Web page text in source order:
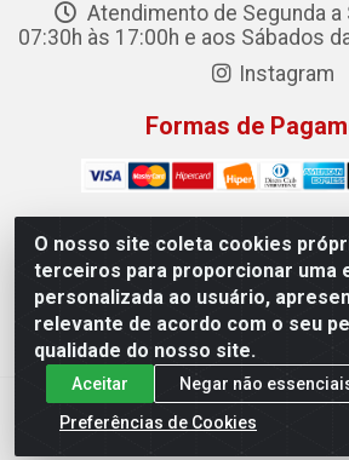
O nosso site coleta cookies
terceiros para proporcionar uma
personalizada ao usuário,
relevante de acordo com o seu
qualidade do nosso site.
Aceitar
Negar não
Preferências de Cookies
Atendimento de Segunda
07:30h às 17:00h e aos Sábados
Instagram
Formas de
Machado Carnes Distribuidora de
Logradouro: Avenida Candido Aleixo,
- CEP 64.500-000 -